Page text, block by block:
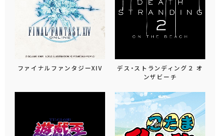
ファイナルファンタジーXIV
デス・ストランディング２ オ
ンザビーチ